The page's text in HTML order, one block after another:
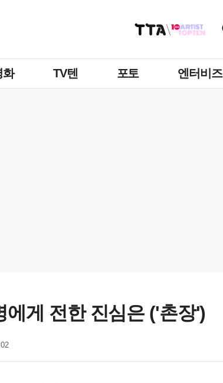
화 TV텐 포토 엔터비즈
게 전한 진심은 ('촌장')